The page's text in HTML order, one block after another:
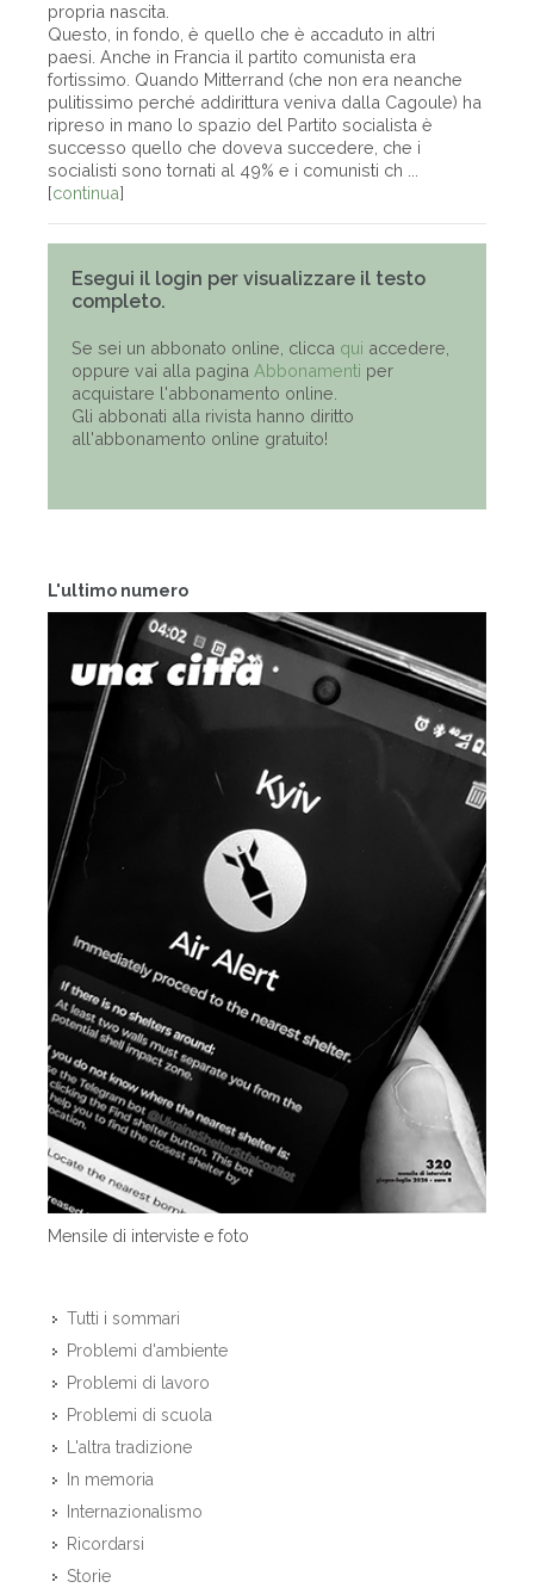
L'ultimo numero
Mensile di interviste e foto
Tutti i sommari
Problemi d'ambiente
Problemi di lavoro
Problemi di scuola
L'altra tradizione
In memoria
Internazionalismo
Ricordarsi
Storie
propria nascita.
Questo, in fondo, è quello che è accaduto in altri
paesi. Anche in Francia il partito comunista era
fortissimo. Quando Mitterrand (che non era neanche
pulitissimo perché addirittura veniva dalla Cagoule) ha
ripreso in mano lo spazio del Partito socialista è
successo quello che doveva succedere, che i
socialisti sono tornati al 49% e i comunisti ch ...
[continua]
Esegui il login per visualizzare il testo
completo.
Se sei un abbonato online, clicca qui accedere,
oppure vai alla pagina Abbonamenti per
acquistare l'abbonamento online.
Gli abbonati alla rivista hanno diritto
all'abbonamento online gratuito!